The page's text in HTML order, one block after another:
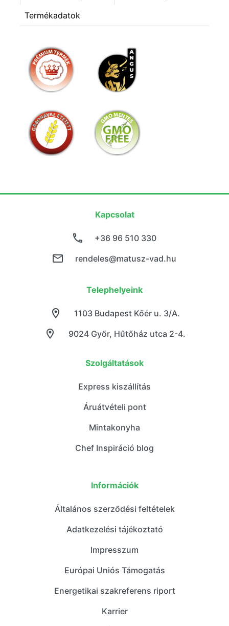
Termékadatok
Kapcsolat
+36 96 510 330
rendeles@matusz-vad.hu
Telephelyeink
9024 Győr, Hűtőház utca 2-4.
1103 Budapest Kőér u. 3/A.
Szolgáltatások
Express kiszállítás
Áruátvételi pont
Mintakonyha
Chef Inspiráció blog
Információk
Általános szerződési feltételek
Adatkezelési tájékoztató
Impresszum
Európai Uniós Támogatás
Energetikai szakreferens riport
Karrier